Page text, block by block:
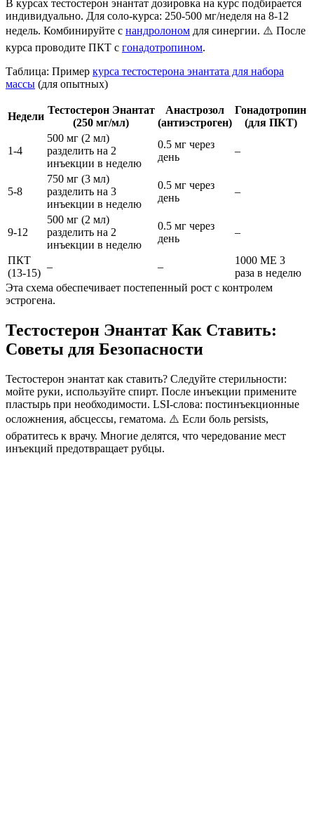
В курсах тестостерон энантат дозировка на курс подбирается
индивидуально. Для соло-курса: 250-500 мг/неделя на 8-12
недель. Комбинируйте с нандролоном для синергии. ⚠️ После
курса проводите ПКТ с гонадотропином.
Таблица: Пример курса тестостерона энантата для набора
массы (для опытных)
Недели
Тестостерон Энантат
(250 мг/мл)
Анастрозол
(антиэстроген)
Гонадотропин
(для ПКТ)
1-4
500 мг (2 мл)
разделить на 2
инъекции в неделю
0.5 мг через
день
–
5-8
750 мг (3 мл)
разделить на 3
инъекции в неделю
0.5 мг через
день
–
9-12
500 мг (2 мл)
разделить на 2
инъекции в неделю
0.5 мг через
день
–
ПКТ
(13-15)
– –
1000 МЕ 3
раза в неделю
Эта схема обеспечивает постепенный рост с контролем
эстрогена.
Тестостерон Энантат Как Ставить:
Советы для Безопасности
Тестостерон энантат как ставить? Следуйте стерильности:
мойте руки, используйте спирт. После инъекции примените
пластырь при необходимости. LSI-слова: постинъекционные
осложнения, абсцессы, гематома. ⚠️ Если боль persists,
обратитесь к врачу. Многие делятся, что чередование мест
инъекций предотвращает рубцы.